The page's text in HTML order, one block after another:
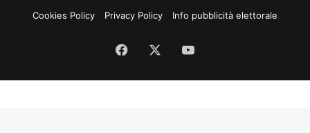
Cookies Policy
Privacy Policy Info pubblicità elettorale
Facebook
Tube